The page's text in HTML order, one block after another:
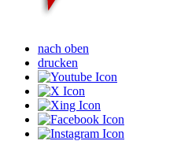
nach oben
drucken